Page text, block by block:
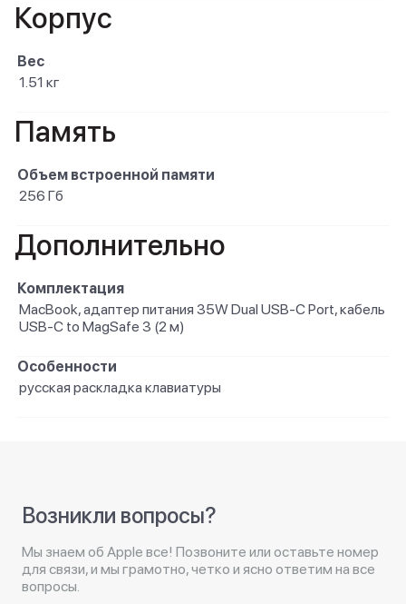
Корпус
Вес
1.51 кг
Память
Объем встроенной памяти
256 Гб
Дополнительно
Комплектация
MacBook, адаптер питания 35W Dual USB-C Port, кабель
USB-C to MagSafe 3 (2 м)
Особенности
русская раскладка клавиатуры
Возникли вопросы?
Мы знаем об Apple все! Позвоните или оставьте номер
для связи, и мы грамотно, четко и ясно ответим на все
вопросы.